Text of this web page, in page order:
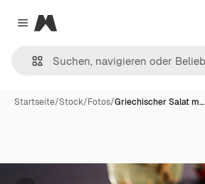
Close menu
Magnific
Startseite/Stock/Fotos/Griechischer Salat m…